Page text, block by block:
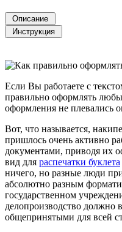
Если Вы работаете с
правильно оформлять
оформления не плевались
Вот, что называется,
пришлось очень активно
документами, приводя их
вид для распечатки буклета
ничего, но разные люди
абсолютно разным
государственном
делопроизводство должно
общепринятыми для всей